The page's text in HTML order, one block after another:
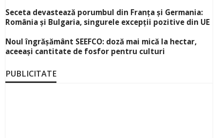
Seceta devastează porumbul din Franța și Germania:
România și Bulgaria, singurele excepții pozitive din UE
Noul îngrășământ SEEFCO: doză mai mică la hectar,
aceeași cantitate de fosfor pentru culturi
PUBLICITATE